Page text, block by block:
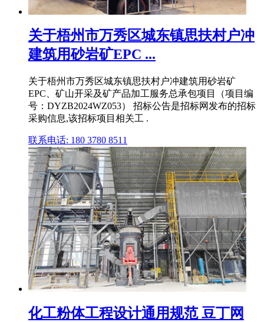
关于梧州市万秀区城东镇思扶村户冲
建筑用砂岩矿EPC ...
关于梧州市万秀区城东镇思扶村户冲建筑用砂岩矿
EPC、矿山开采及矿产品加工服务总承包项目（项目编
号：DYZB2024WZ053） 招标公告是招标网发布的招标
采购信息,该招标项目相关工 .
联系电话: 180 3780 8511
化工粉体工程设计通用规范 豆丁网